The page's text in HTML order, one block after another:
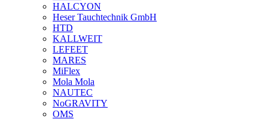
HALCYON
Heser Tauchtechnik GmbH
HTD
KALLWEIT
LEFEET
MARES
MiFlex
Mola Mola
NAUTEC
NoGRAVITY
OMS